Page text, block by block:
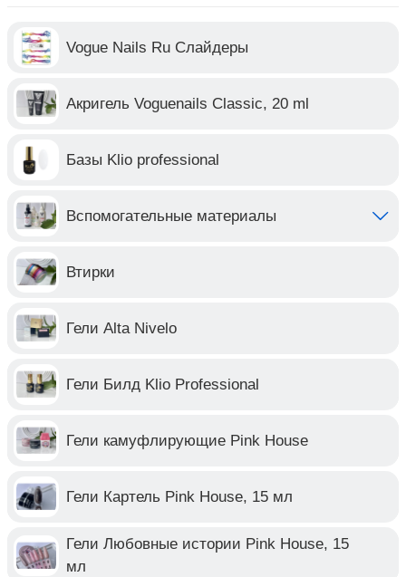
Vogue Nails Ru Слайдеры
Акригель Voguenails Classic, 20 ml
Базы Klio professional
Вспомогательные материалы
Втирки
Гели Alta Nivelo
Гели Билд Klio Professional
Гели камуфлирующие Pink House
Гели Картель Pink House, 15 мл
Гели Любовные истории Pink House, 15
мл